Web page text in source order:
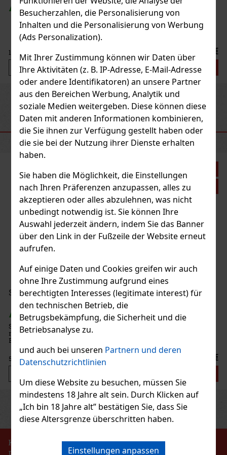
Besucherzahlen, die Personalisierung von
Inhalten und die Personalisierung von Werbung
(Ads Personalization).
Mit Ihrer Zustimmung können wir Daten über
Ihre Aktivitäten (z. B. IP-Adresse, E-Mail-Adresse
oder andere Identifikatoren) an unsere Partner
aus den Bereichen Werbung, Analytik und
soziale Medien weitergeben. Diese können diese
Daten mit anderen Informationen kombinieren,
die Sie ihnen zur Verfügung gestellt haben oder
die sie bei der Nutzung ihrer Dienste erhalten
haben.
Sie haben die Möglichkeit, die Einstellungen
nach Ihren Präferenzen anzupassen, alles zu
akzeptieren oder alles abzulehnen, was nicht
unbedingt notwendig ist. Sie können Ihre
Auswahl jederzeit ändern, indem Sie das Banner
über den Link in der Fußzeile der Website erneut
aufrufen.
Auf einige Daten und Cookies greifen wir auch
ohne Ihre Zustimmung aufgrund eines
berechtigten Interesses (legitimate interest) für
den technischen Betrieb, die
Betrugsbekämpfung, die Sicherheit und die
Betriebsanalyse zu.
und auch bei unseren Partnern und deren
Datenschutzrichtlinien
Um diese Website zu besuchen, müssen Sie
mindestens 18 Jahre alt sein. Durch Klicken auf
„Ich bin 18 Jahre alt” bestätigen Sie, dass Sie
diese Altersgrenze überschritten haben.
Einstellungen anpassen
AUF LAGER (> 5 st)
17.77 21.50 €
Bestellen
Plasencia Triunfal 2026 Gran Toro 1/10
AUF LAGER
37.11 € ohne VAT 44.90 €
PreviousNext
EMPFOHLENE PRODUKTE
Aktion
Serbetli Toastet Berri 50g
AUF LAGER(3 st)
Serbetli Toastet Berri 50 g – türkischer heller Wasserpfeifentabak
mit dem Geschmack einer würzigen Mischung aus Himbeeren und
Brombeeren.
5.29€ ohne VAT 6.40 €
Rabatt: 24%
PreviousNext
KEIN VERKAUF VON TABAKERZEUGNISSEN AN